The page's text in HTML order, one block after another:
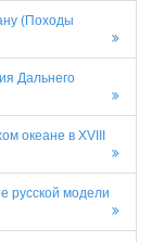
(Походы
Дальнего
океане в XVIII
русской модели